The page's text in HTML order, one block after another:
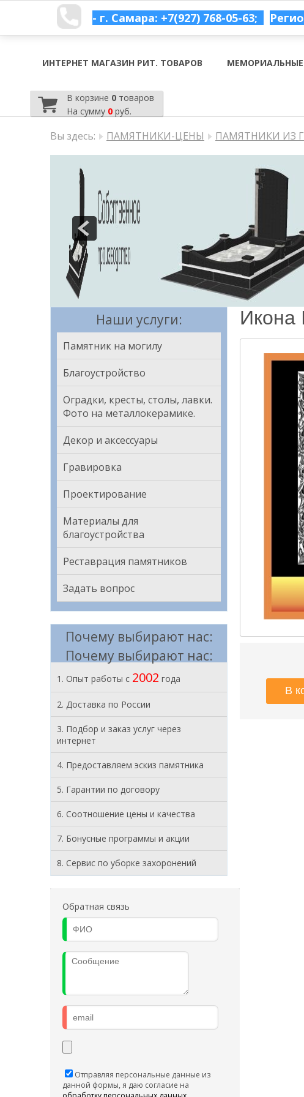
- г. Самара: +7(927) 768-05-63;
ИНТЕРНЕТ МАГАЗИН РИТ. ТОВАРОВ
В корзине 0товаров
На сумму 0руб.
Вы здесь: ПАМЯТНИКИ-ЦЕНЫ ПАМЯТНИКИ ИЗ
Наши услуги:
Памятник на могилу
Благоустройство
Оградки, кресты, столы, лавки.
Фото на металлокерамике.
Декор и аксессуары
Гравировка
Проектирование
Материалы для
благоустройства
Реставрация памятников
Задать вопрос
Почему выбирают нас:
Почему выбирают нас:
1. Опыт работы с 2002 года
2. Доставка по России
3. Подбор и заказ услуг через
интернет
4. Предоставляем эскиз памятника
5. Гарантии по договору
6. Соотношение цены и качества
7. Бонусные программы и акции
8. Cервис по уборке захоронений
Обратная связь
Отправляя персональные данные из
данной формы, я даю согласие на